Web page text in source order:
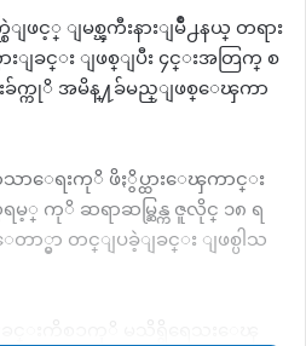
ဖင့္ ျမစ္ၾကီးနားျမိဳ႕နယ္ တရား
ခင္း ျဖစ္ျပီး ၄င္းအတြက္ စ
းခ်က္ကုိ အမိန္႔ခ်မည္ျဖစ္ေၾကာ
ာန္ဘာသာေရးကုိ ဖိႏွိပ္ထားေၾကာင္း
မ့္ ကုိ ဆရာဆမ္ဆြန္က ဇူလိုင္ ၁၈ ရ
မွာ တင္ျပခဲ့ျခင္း ျဖစ္ပါသ